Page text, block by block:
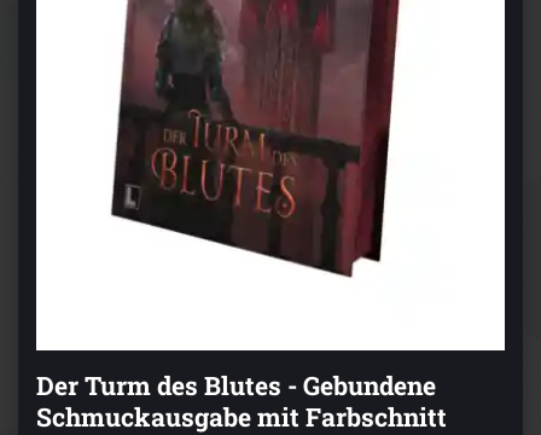
Der Turm des Blutes - Gebundene
Schmuckausgabe mit Farbschnitt